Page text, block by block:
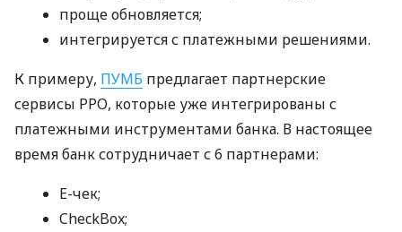
проще обновляется;
интегрируется с платежными решениями.
К примеру, ПУМБ предлагает партнерские
сервисы РРО, которые уже интегрированы с
платежными инструментами банка. В настоящее
время банк сотрудничает с 6 партнерами:
E-чек;
CheckBox;